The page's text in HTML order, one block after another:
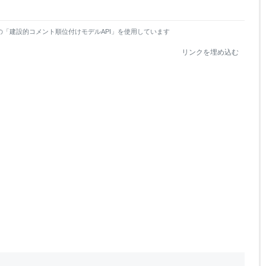
建設的コメント順位付けモデルAPI」を使用しています
リンクを埋め込む